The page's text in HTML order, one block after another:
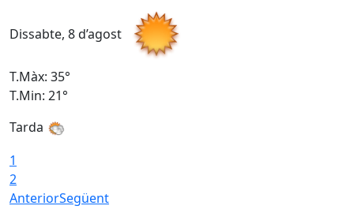
Dissabte, 8 d’agost
T.Màx: 35°
T.Min: 21°
Tarda
1
2
AnteriorSegüent